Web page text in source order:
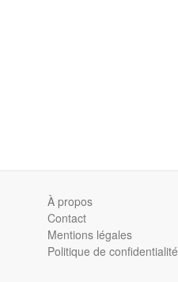
À propos
Contact
Mentions légales
Politique de confidentialité